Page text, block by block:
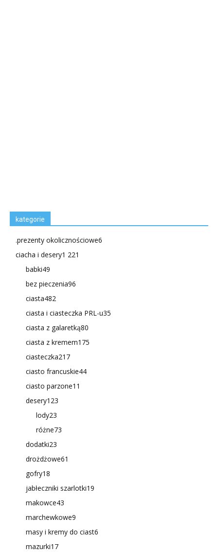
kategorie
.prezenty okolicznościowe6
ciacha i desery1 221
babki49
bez pieczenia96
ciasta482
ciasta i ciasteczka PRL-u35
ciasta z galaretką80
ciasta z kremem175
ciasteczka217
ciasto francuskie44
ciasto parzone11
desery123
lody23
różne73
dodatki23
drożdżowe61
gofry18
jabłeczniki szarlotki19
makowce43
marchewkowe9
masy i kremy do ciast6
mazurki17